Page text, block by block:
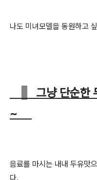
나도 미녀모델을 동원하고
그냥 단순한
~
음료를 마시는 내내 두유맛
다.